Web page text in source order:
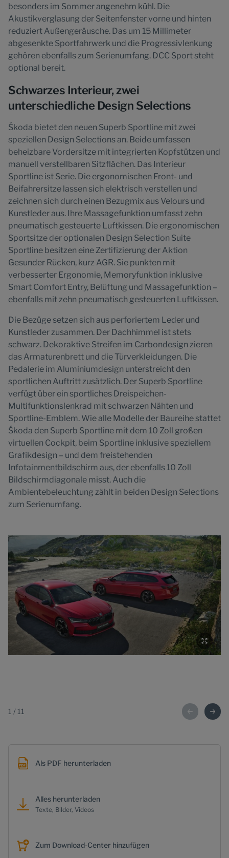
besonders im Sommer angenehm kühl. Die
Akustikverglasung der Seitenfenster vorne und hinten
reduziert Außengeräusche. Das um 15 Millimeter
abgesenkte Sportfahrwerk und die Progressivlenkung
gehören ebenfalls zum Serienumfang. DCC Sport steht
optional bereit.
Schwarzes Interieur, zwei
unterschiedliche Design Selections
Škoda bietet den neuen Superb Sportline mit zwei
speziellen Design Selections an. Beide umfassen
beheizbare Vordersitze mit integrierten Kopfstützen und
manuell verstellbaren Sitzflächen. Das Interieur
Sportline ist Serie. Die ergonomischen Front- und
Beifahrersitze lassen sich elektrisch verstellen und
zeichnen sich durch einen Bezugmix aus Velours und
Kunstleder aus. Ihre Massagefunktion umfasst zehn
pneumatisch gesteuerte Luftkissen. Die ergonomischen
Sportsitze der optionalen Design Selection Suite
Sportline besitzen eine Zertifizierung der Aktion
Gesunder Rücken, kurz AGR. Sie punkten mit
verbesserter Ergonomie, Memoryfunktion inklusive
Smart Comfort Entry, Belüftung und Massagefunktion –
ebenfalls mit zehn pneumatisch gesteuerten Luftkissen.
Die Bezüge setzen sich aus perforiertem Leder und
Kunstleder zusammen. Der Dachhimmel ist stets
schwarz. Dekoraktive Streifen im Carbondesign zieren
das Armaturenbrett und die Türverkleidungen. Die
Pedalerie im Aluminiumdesign unterstreicht den
sportlichen Auftritt zusätzlich. Der Superb Sportline
verfügt über ein sportliches Dreispeichen-
Multifunktionslenkrad mit schwarzen Nähten und
Sportline-Emblem. Wie alle Modelle der Baureihe stattet
Škoda den Superb Sportline mit dem 10 Zoll großen
virtuellen Cockpit, beim Sportline inklusive speziellem
Grafikdesign – und dem freistehenden
Infotainmentbildschirm aus, der ebenfalls 10 Zoll
Bildschirmdiagonale misst. Auch die
Ambientebeleuchtung zählt in beiden Design Selections
zum Serienumfang.
1 / 11
Als PDF herunterladen
Alles herunterladen
Texte, Bilder, Videos
Zum Download-Center hinzufügen